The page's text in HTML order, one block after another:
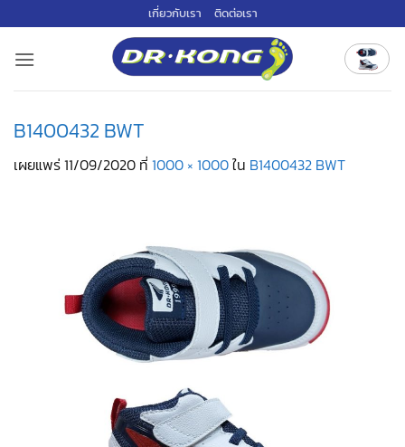
ไป
เกี่ยวกับเรา ติดต่อเรา
B1400432 BWT
เผยแพร่11/09/2020 ที่ 1000 × 1000ใน B1400432 BWT